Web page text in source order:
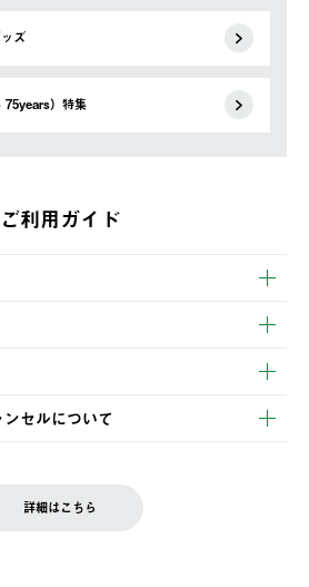
ズ
）特集
ご利用ガイド
支払いいただけます。
営業日以内に商品を発送いたします。
んので、木曜日以降のご注文は週明け
ます。
送料は、お客様ご負担とさせていただ
セルについて
は、会員マイページ内 購入履歴画面に
詳細はこちら